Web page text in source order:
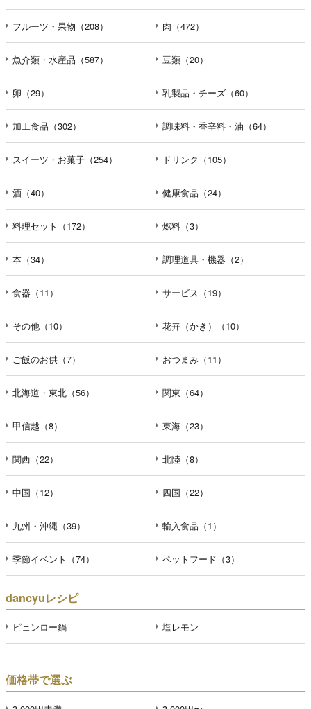
フルーツ・果物（208） 肉（472）
魚介類・水産品（587） 豆類（20）
卵（29） 乳製品・チーズ（60）
加工食品（302） 調味料・香辛料・油（64）
スイーツ・お菓子（254） ドリンク（105）
酒（40） 健康食品（24）
料理セット（172） 燃料（3）
本（34） 調理道具・機器（2）
食器（11） サービス（19）
その他（10） 花卉（かき）（10）
ご飯のお供（7） おつまみ（11）
北海道・東北（56） 関東（64）
甲信越（8） 東海（23）
関西（22） 北陸（8）
中国（12） 四国（22）
九州・沖縄（39） 輸入食品（1）
季節イベント（74） ペットフード（3）
dancyuレシピ
ピェンロー鍋 塩レモン
価格帯で選ぶ